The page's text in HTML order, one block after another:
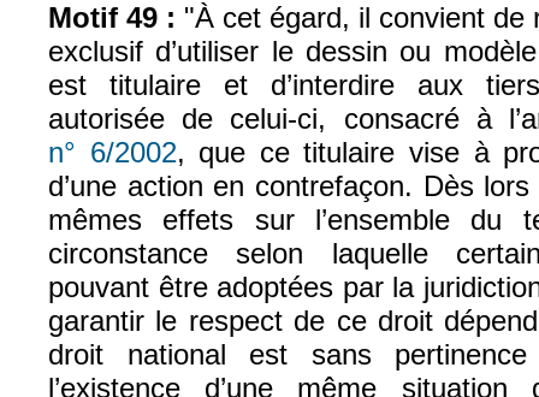
Motif 49 : "À cet égard, il convient de
exclusif d’utiliser le dessin ou
est titulaire et d’interdire aux
autorisée de celui-ci, consacré à
n° 6/2002 (le lien est externe)
, que ce titulaire vise à
d’une action en contrefaçon. Dès
mêmes effets sur l’ensemble du
circonstance selon laquelle
pouvant être adoptées par la
garantir le respect de ce droit
droit national est sans
l’existence d’une même